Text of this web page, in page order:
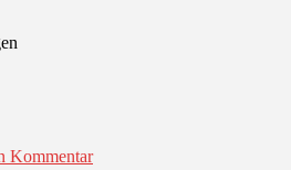
Kommentar